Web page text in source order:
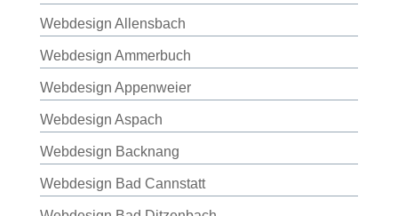
Webdesign Allensbach
Webdesign Ammerbuch
Webdesign Appenweier
Webdesign Aspach
Webdesign Backnang
Webdesign Bad Cannstatt